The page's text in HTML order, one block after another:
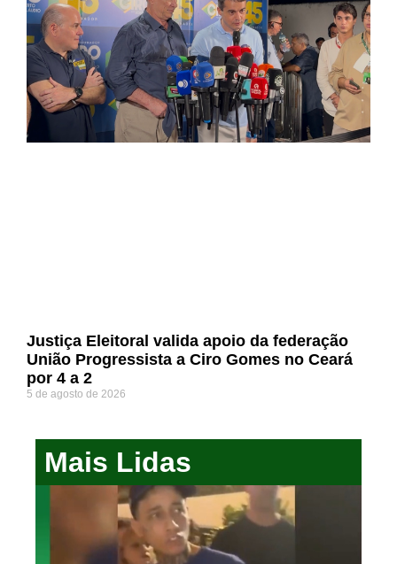
Justiça Eleitoral valida apoio da federação
União Progressista a Ciro Gomes no Ceará
por 4 a 2
5 de agosto de 2026
Mais Lidas